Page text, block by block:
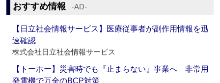
おすすめ情報 ‐AD‐
【日立社会情報サービス】医療従事者が副作用情報を迅
速確認
株式会社日立社会情報サービス
【トーホー】災害時でも『止まらない』事業へ 非常用
発電機で万全のBCP対策